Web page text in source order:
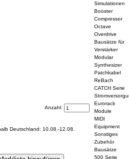
Anzahl:
Deutschland: 10.08.-12.08.
Simulationen
Booster
Compressor
Octave
Overdrive
Bausätze für
Verstärker
Modular
Synthesizer
Patchkabel
ReBach
CATCH Serie
Eurorack
Module
MIDI
Equipment
Sonstiges
Zubehör
Bausätze
500 Serie